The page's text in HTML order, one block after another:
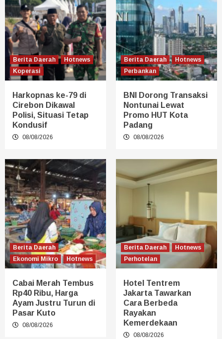
Berita Daerah
Hotnews
Koperasi
Harkopnas ke-79 di
Cirebon Dikawal
Polisi, Situasi Tetap
Kondusif
08/08/2026
Berita Daerah
Hotnews
Perbankan
BNI Dorong Transaksi
Nontunai Lewat
Promo HUT Kota
Padang
08/08/2026
Berita Daerah
Ekonomi Mikro
Hotnews
Cabai Merah Tembus
Rp40 Ribu, Harga
Ayam Justru Turun di
Pasar Kuto
08/08/2026
Berita Daerah
Hotnews
Perhotelan
Hotel Tentrem
Jakarta Tawarkan
Cara Berbeda
Rayakan
Kemerdekaan
08/08/2026